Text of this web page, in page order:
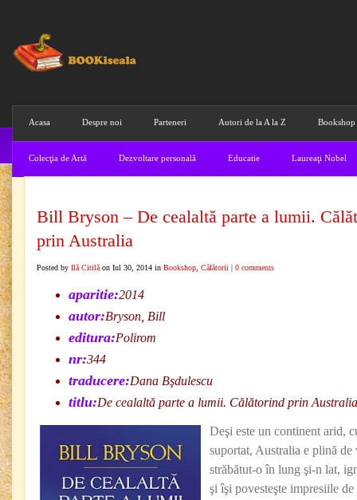
Acasa Despre noi Parteneri Autori de la A la Z Bookshop
Colecţia de Artă Dezvoltare personală Educatie Laureaţi Nobel
Bill Bryson – De cealaltă parte a lumii.
prin Australia
Posted by Ilă Citilă on Iul 30, 2014 in Bookshop Călătorii | 0 comments
aparitie:2014
autor:Bryson, Bill
editura:Polirom
nr:344
traducere:Dana Bşdulescu
titlu:De cealaltă parte a lumii. Călătorind prin Australia
Deşi este un continent arid,
suportat, Australia e plină
străbătut-o în lung şi-n lat,
şi îşi povesteşte impresiile